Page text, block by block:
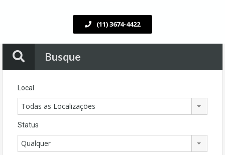
(11) 3674-4422
Busque
Local
Todas as Localizações
Status
Qualquer